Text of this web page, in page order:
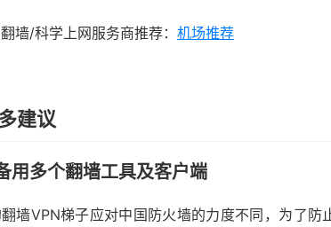
墙/科学上网服务商推荐： 机场推荐
建议
用多个翻墙工具及客户端
墙VPN梯子应对中国防火墙的力度不同，为了